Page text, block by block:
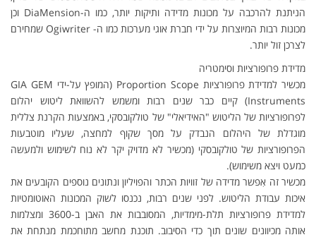
הניתנת להרכבה על מכונות מדידה ותיקות יותר, כמו ה-DiaMension וכן
מכונות רבות המיוצרות על ידי חברת אוגי מערכות כמו ה- Ogiwriter שמחירם
לצרכן זול יותר.
מדידת פרופורציות וסימטריה
מכשיר למדידת פרופורציות Proportion Scope (המופץ על-ידי GIA GEM
Instruments) קיים כבר שנים רבות ומשמש להשוואת ליטוש יהלום
לפרופורציות של הליטוש "האידיאלי" של טולקובסקי, באמצעות הקרנת צללית
מוגדלת של היהלום הנבדק על מסך שקוף למחצה, שעליו מוטבעות
הפרופורציות של טולקובסקי (מכשיר לא מדויק יקר לא נוח לשימוש ולמעשה
כמעט ויצא משימוש).
מכשיר זה אִפשר מדידה של זוויות הכתר והפויליון ונתונים נוספים הקובעים את
איכות עבודת הליטוש. לפני שנים רבות, נכנסו לשוק המכונות האוטומטיות
למדידת פרופורציות תלת-מימדיות, המסובבות את האבן ב-3600 ומצלמות
אותה מכיוונים שונים תוך כדי הסיבוב. תוכנת מחשב מתוחכמת מנתחת את